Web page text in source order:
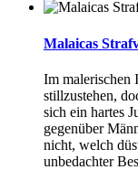
Malaicas
Im malerischen
stillzustehen,
sich ein hartes
gegenüber
nicht, welch
unbedachter